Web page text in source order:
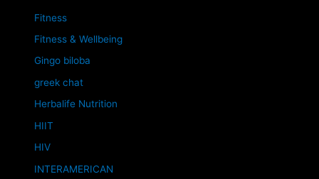
Fitness
Fitness & Wellbeing
Gingo biloba
greek chat
Herbalife Nutrition
HIIT
HIV
INTERAMERICAN